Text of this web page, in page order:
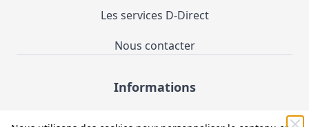
Les services D-Direct
Nous contacter
Informations
Demande de catalogue